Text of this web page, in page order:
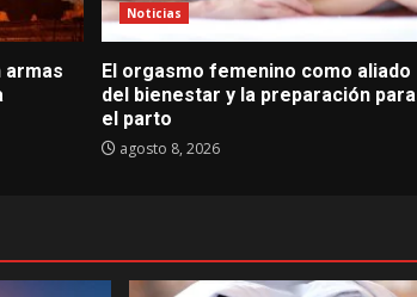
armas
Noticias
El orgasmo femenino como aliado
del bienestar y la preparación para
el parto
agosto 8, 2026